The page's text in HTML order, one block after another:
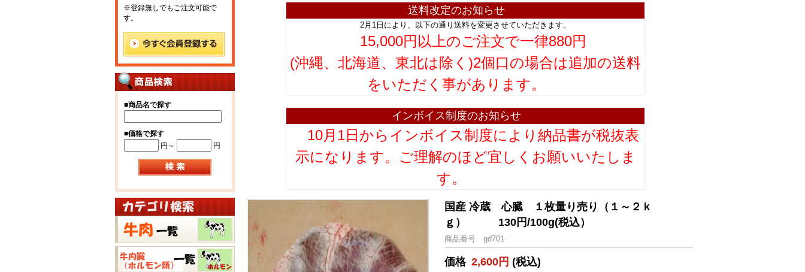
※登録無しでもご注文可能で
す。
■商品名で探す
■価格で探す
円～
円
送料改定のお知らせ
2月1日により、以下の通り送料を変更させていただきます。
15,000円以上のご注文で一律880円
(沖縄、北海道、東北は除く)2個口の場合は追加の送料
をいただく事があります。
インボイス制度のお知らせ
10月1日からインボイス制度により納品書が税抜表
示になります。ご理解のほど宜しくお願いいたしま
す。
国産 冷蔵 心臓 １枚量り売り（１～２ｋ
ｇ） 130円/100g(税込）
商品番号 gd701
価格 2,600円 (税込)